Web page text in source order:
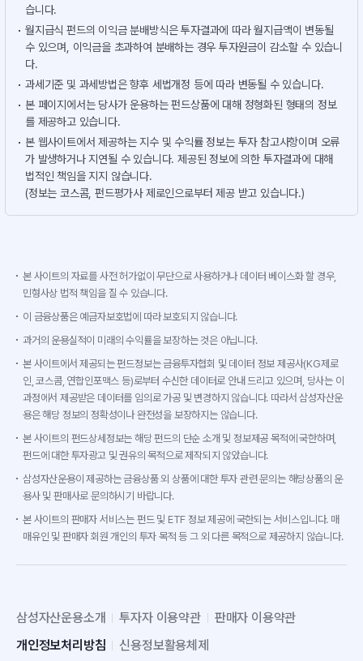
습니다.
월지급식 펀드의 이익금 분배방식은 투자결과에 따라 월지급액이 변동될
수 있으며, 이익금을 초과하여 분배하는 경우 투자원금이 감소할 수 있습니
다.
과세기준 및 과세방법은 향후 세법개정 등에 따라 변동될 수 있습니다.
본 페이지에서는 당사가 운용하는 펀드상품에 대해 정형화된 형태의 정보
를 제공하고 있습니다.
본 웹사이트에서 제공하는 지수 및 수익률 정보는 투자 참고사항이며 오류
가 발생하거나 지연될 수 있습니다. 제공된 정보에 의한 투자결과에 대해
법적인 책임을 지지 않습니다.
(정보는 코스콤, 펀드평가사 제로인으로부터 제공 받고 있습니다.)
본 사이트의 자료를 사전 허가없이 무단으로 사용하거나 데이터 베이스화 할 경우,
민형사상 법적 책임을 질 수 있습니다.
이 금융상품은 예금자보호법에 따라 보호되지 않습니다.
과거의 운용실적이 미래의 수익률을 보장하는 것은 아닙니다.
본 사이트에서 제공되는 펀드정보는 금융투자협회 및 데이터 정보 제공사(KG제로
인, 코스콤, 연합인포맥스 등)로부터 수신한 데이터로 안내 드리고 있으며, 당사는 이
과정에서 제공받은 데이터를 임의로 가공 및 변경하지 않습니다. 따라서 삼성자산운
용은 해당 정보의 정확성이나 완전성을 보장하지는 않습니다.
본 사이트의 펀드상세정보는 해당 펀드의 단순 소개 및 정보제공 목적에 국한하며,
펀드에 대한 투자광고 및 권유의 목적으로 제작되지 않았습니다.
삼성자산운용이 제공하는 금융상품 외 상품에 대한 투자 관련 문의는 해당상품의 운
용사 및 판매사로 문의하시기 바랍니다.
본 사이트의 판매자 서비스는 펀드 및 ETF 정보 제공에 국한되는 서비스입니다. 매
매유인 및 판매자 회원 개인의 투자 목적 등 그 외 다른 목적으로 제공하지 않습니다.
삼성자산운용소개 투자자 이용약관
판매자 이용약관
개인정보처리방침
신용정보활용체제